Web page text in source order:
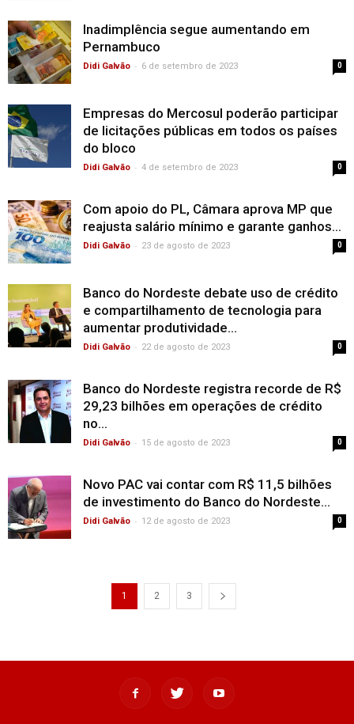
Inadimplência segue aumentando em
Pernambuco
Didi Galvão - 6 de setembro de 2023 0
Empresas do Mercosul poderão participar
de licitações públicas em todos os países
do bloco
Didi Galvão - 4 de setembro de 2023 0
Com apoio do PL, Câmara aprova MP que
reajusta salário mínimo e garante ganhos...
Didi Galvão - 23 de agosto de 2023 0
Banco do Nordeste debate uso de crédito
e compartilhamento de tecnologia para
aumentar produtividade...
Didi Galvão - 22 de agosto de 2023 0
Banco do Nordeste registra recorde de R$
29,23 bilhões em operações de crédito
no...
Didi Galvão - 15 de agosto de 2023 0
Novo PAC vai contar com R$ 11,5 bilhões
de investimento do Banco do Nordeste...
Didi Galvão - 12 de agosto de 2023 0
1 2 3